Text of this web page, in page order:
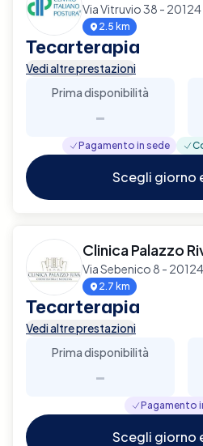
Via Vitruvio 38 - 20124
2.5 km
Tecarterapia
Vedi altre prestazioni
Prima disponibilità
-
Pagamento in sede
Scegli giorno
Clinica Palazzo
Via Sebenico 8 -
2.7 km
Tecarterapia
Vedi altre prestazioni
Prima disponibilità
-
Pagamento
Scegli giorno